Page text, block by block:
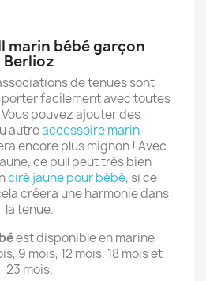
marin bébé garçon
Berlioz
de tenues sont
facilement avec toutes
pouvez ajouter des
autreaccessoire marin
encore plus mignon ! Avec
ce pull peut très bien
ciré jaune pour bébé, si ce
créera une harmonie dans
la tenue.
est disponible en marine
9 mois, 12 mois, 18 mois et
23 mois.